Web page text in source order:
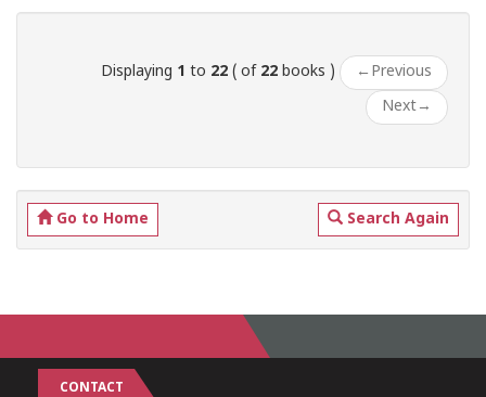
Displaying 1 to 22 ( of 22 books ) ← Previous
Next→
Go to Home Search Again
CONTACT